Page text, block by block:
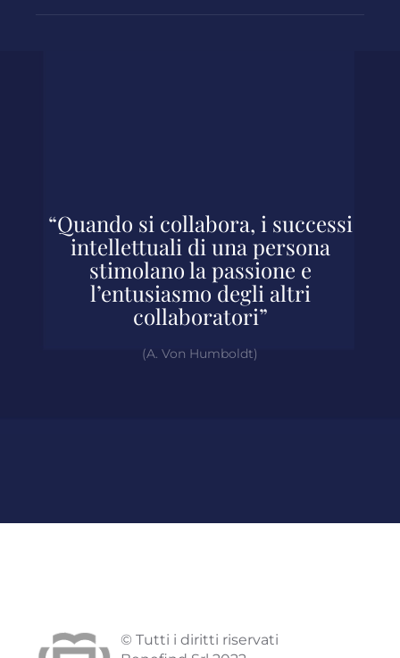
“Quando si collabora, i successi
intellettuali di una persona
stimolano la passione e
l’entusiasmo degli altri
collaboratori”
(A. Von Humboldt)
© Tutti i diritti riservati